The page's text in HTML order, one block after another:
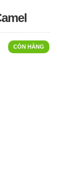
CÒN HÀNG